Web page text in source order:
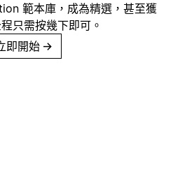
範本庫，成為精選，甚至獲
只需按幾下即可。
即開始 →